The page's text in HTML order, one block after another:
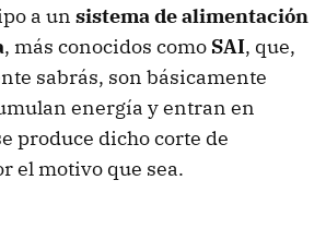
a un sistema de alimentación
, más conocidos como SAI, que,
sabrás, son básicamente
energía y entran en
produce dicho corte de
el motivo que sea.